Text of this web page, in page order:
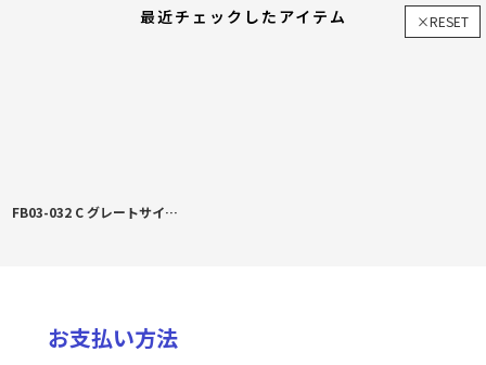
最近チェックしたアイテム ×RESET
FB03-032 C グレートサイヤマン
お支払い方法